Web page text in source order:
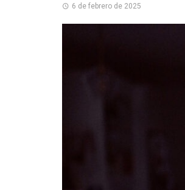
6 de febrero de 2025